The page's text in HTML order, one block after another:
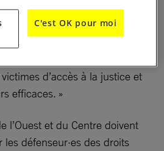
Ils doivent
de l’impunité qui
la corruption endémique,
d’accès à la justice et
efficaces. »
l’Ouest et du Centre doivent
défenseur·es des droits
C'est OK pour moi